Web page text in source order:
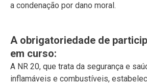
a condenação por dano moral.
A obrigatoriedade de
em curso:
A NR 20, que trata da segurança e
inflamáveis e combustíveis,